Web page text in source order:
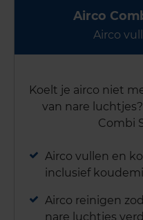
Airco
Airco
Koelt je airco niet
van nare
Combi
Airco vullen en
inclusief
Airco reinigen
nare luchtjes